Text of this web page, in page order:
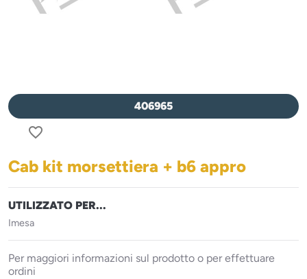
406965
favorite_border
Cab kit morsettiera + b6 appro
UTILIZZATO PER...
Imesa
Per maggiori informazioni sul prodotto o per effettuare
ordini